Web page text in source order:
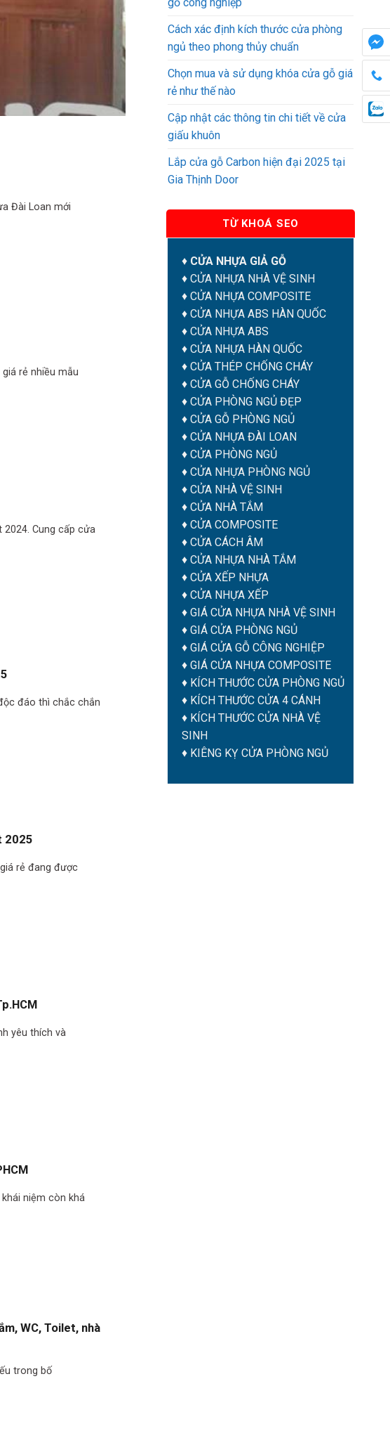
Đài Loan mới
rẻ nhiều mẫu
Cung cấp cửa
đáo thì chắc chắn
2025
rẻ đang được
yêu thích và
niệm còn khá
WC, Toilet, nhà
trong bố
Cách xác định kích thước cửa phòng
ngủ theo phong thủy chuẩn
Chọn mua và sử dụng khóa cửa gỗ giá
rẻ như thế nào
Cập nhật các thông tin chi tiết về cửa
giấu khuôn
Lắp cửa gỗ Carbon hiện đại 2025 tại
Gia Thịnh Door
TỪ KHOÁ SEO
♦ CỬA NHỰA GIẢ GỖ
♦ CỬA NHỰA NHÀ VỆ SINH
♦ CỬA NHỰA COMPOSITE
♦ CỬA NHỰA ABS HÀN QUỐC
♦ CỬA NHỰA ABS
♦ CỬA NHỰA HÀN QUỐC
♦ CỬA THÉP CHỐNG CHÁY
♦ CỬA GỖ CHỐNG CHÁY
♦ CỬA PHÒNG NGỦ ĐẸP
♦ CỬA GỖ PHÒNG NGỦ
♦ CỬA NHỰA ĐÀI LOAN
♦ CỬA PHÒNG NGỦ
♦ CỬA NHỰA PHÒNG NGỦ
♦ CỬA NHÀ VỆ SINH
♦ CỬA NHÀ TẮM
♦ CỬA COMPOSITE
♦ CỬA CÁCH ÂM
♦ CỬA NHỰA NHÀ TẮM
♦ CỬA XẾP NHỰA
♦ CỬA NHỰA XẾP
♦ GIÁ CỬA NHỰA NHÀ VỆ SINH
♦ GIÁ CỬA PHÒNG NGỦ
♦ GIÁ CỬA GỖ CÔNG NGHIỆP
♦ GIÁ CỬA NHỰA COMPOSITE
♦ KÍCH THƯỚC CỬA PHÒNG NGỦ
♦ KÍCH THƯỚC CỬA 4 CÁNH
♦ KÍCH THƯỚC CỬA NHÀ VỆ
SINH
♦ KIÊNG KỴ CỬA PHÒNG NGỦ